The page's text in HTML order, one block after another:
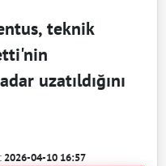
teknik
uzatıldığını
2026-04-10 16:57